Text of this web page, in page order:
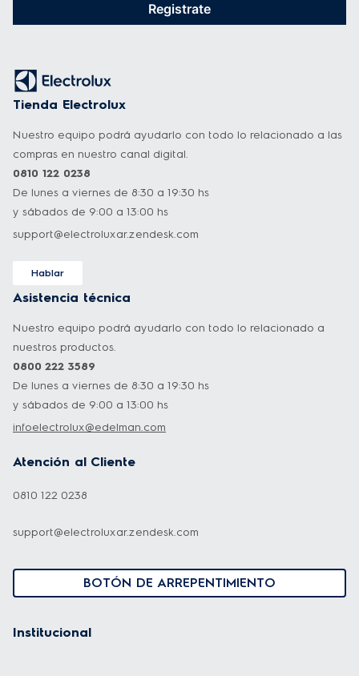
Registrate
Tienda Electrolux
Nuestro equipo podrá ayudarlo con todo lo relacionado a las
compras en nuestro canal digital.
0810 122 0238
De lunes a viernes de 8:30 a 19:30 hs
y sábados de 9:00 a 13:00 hs
support@electroluxar.zendesk.com
Hablar
Asistencia técnica
Nuestro equipo podrá ayudarlo con todo lo relacionado a
nuestros productos.
0800 222 3589
De lunes a viernes de 8:30 a 19:30 hs
y sábados de 9:00 a 13:00 hs
infoelectrolux@edelman.com
Atención al Cliente
0810 122 0238
support@electroluxar.zendesk.com
BOTÓN DE ARREPENTIMIENTO
Institucional